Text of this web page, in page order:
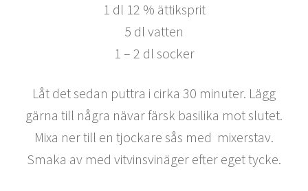
1 dl 12 % ättiksprit
5 dl vatten
1 – 2 dl socker
Låt det sedan puttra i cirka 30 minuter. Lägg
gärna till några nävar färsk basilika mot slutet.
Mixa ner till en tjockare sås med mixerstav.
Smaka av med vitvinsvinäger efter eget tycke.